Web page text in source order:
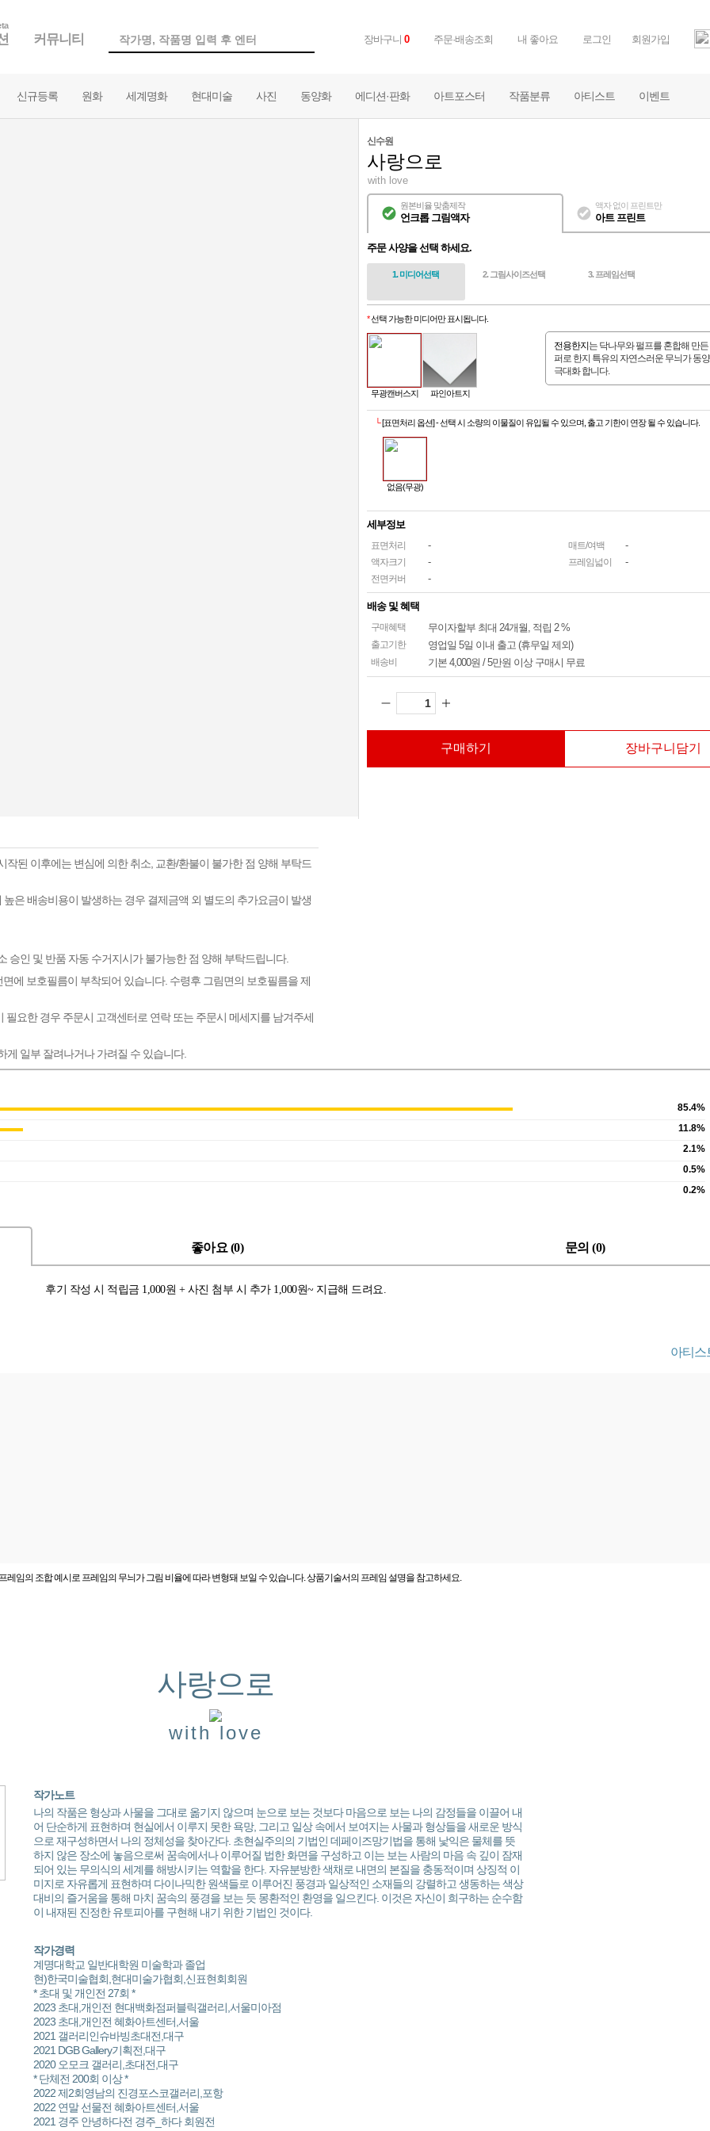
커뮤니티 장바구니 0 주문·배송조회 내 좋아요 로그인 회원가입
신규등록 원화 세계명화 현대미술 사진 동양화 에디션·판화 아트포스터 작품분류 아티스트 이벤트
신수원
사랑으로
with love
원본비율 맞춤제작
언크롭 그림액자
액자 없이 프린트만
아트 프린트
주문 사양을 선택 하세요.
1. 미디어선택 2. 그림사이즈선택 3. 프레임선택
*선택 가능한 미디어만 표시됩니다.
무광캔버스지 파인아트지
└[표면처리 옵션] - 선택 시 소량의 이물질이 유입될 수 있으며, 출고 기한이 연장 될 수 있습니다.
없음(무광)
전용한지 는 닥나무와 펄프를 혼합해 만
퍼로 한지 특유의 자연스러운 무늬가 동
극대화 합니다.
세부정보
표면처리 - 매트/여백 -
액자크기 - 프레임넓이 -
전면커버 -
배송 및 혜택
구매혜택 무이자할부 최대 24개월, 적립 2 %
출고기한 영업일 5일 이내 출고 (휴무일 제외)
배송비 기본 4,000원 / 5만원 이상 구매시 무료
구매하기 장바구니담기
된 이후에는 변심에 의한 취소, 교환/환불이 불가한 점 양해 부탁드
은 배송비용이 발생하는 경우 결제금액 외 별도의 추가요금이 발생
승인 및 반품 자동 수거지시가 불가능한 점 양해 부탁드립니다.
에 보호필름이 부착되어 있습니다. 수령후 그림면의 보호필름을 제
요한 경우 주문시 고객센터로 연락 또는 주문시 메세지를 남겨주세
게 일부 잘려나거나 가려질 수 있습니다.
85.4%
11.8%
2.1%
0.5%
0.2%
좋아요 (0) 문의 (0)
후기 작성 시 적립금 1,000원 + 사진 첨부 시 추가 1,000원~ 지급해 드려요.
아티스
레임의 조합 예시로 프레임의 무늬가 그림 비율에 따라 변형돼 보일 수 있습니다. 상품기술서의 프레임 설명을 참고하세요.
사랑으로
with love
작가노트
나의 작품은 형상과 사물을 그대로 옮기지 않으며 눈으로 보는 것보다 마음으로 보는 나의 감정들을 이끌어 내
어 단순하게 표현하며 현실에서 이루지 못한 욕망, 그리고 일상 속에서 보여지는 사물과 형상들을 새로운 방식
으로 재구성하면서 나의 정체성을 찾아간다. 초현실주의의 기법인 데페이즈망기법을 통해 낯익은 물체를 뜻
하지 않은 장소에 놓음으로써 꿈속에서나 이루어질 법한 화면을 구성하고 이는 보는 사람의 마음 속 깊이 잠재
되어 있는 무의식의 세계를 해방시키는 역할을 한다. 자유분방한 색채로 내면의 본질을 충동적이며 상징적 이
미지로 자유롭게 표현하며 다이나믹한 원색들로 이루어진 풍경과 일상적인 소재들의 강렬하고 생동하는 색상
대비의 즐거움을 통해 마치 꿈속의 풍경을 보는 듯 몽환적인 환영을 일으킨다. 이것은 자신이 희구하는 순수함
이 내재된 진정한 유토피아를 구현해 내기 위한 기법인 것이다.
작가경력
계명대학교 일반대학원 미술학과 졸업
현)한국미술협회,현대미술가협회,신표현회회원
* 초대 및 개인전 27회 *
2023 초대,개인전 현대백화점퍼블릭갤러리,서울미아점
2023 초대,개인전 혜화아트센터,서울
2021 갤러리인슈바빙초대전,대구
2021 DGB Gallery기획전,대구
2020 오모크 갤러리,초대전,대구
* 단체전 200회 이상 *
2022 제2회영남의 진경포스코갤러리,포항
2022 연말 선물전 혜화아트센터,서울
2021 경주 안녕하다전 경주_하다 회원전